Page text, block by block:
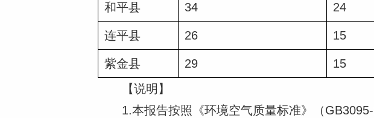
和平县 34 24
连平县 26 15
紫金县 29 15
【说明】
1.本报告按照《环境空气质量标准》（GB3095-